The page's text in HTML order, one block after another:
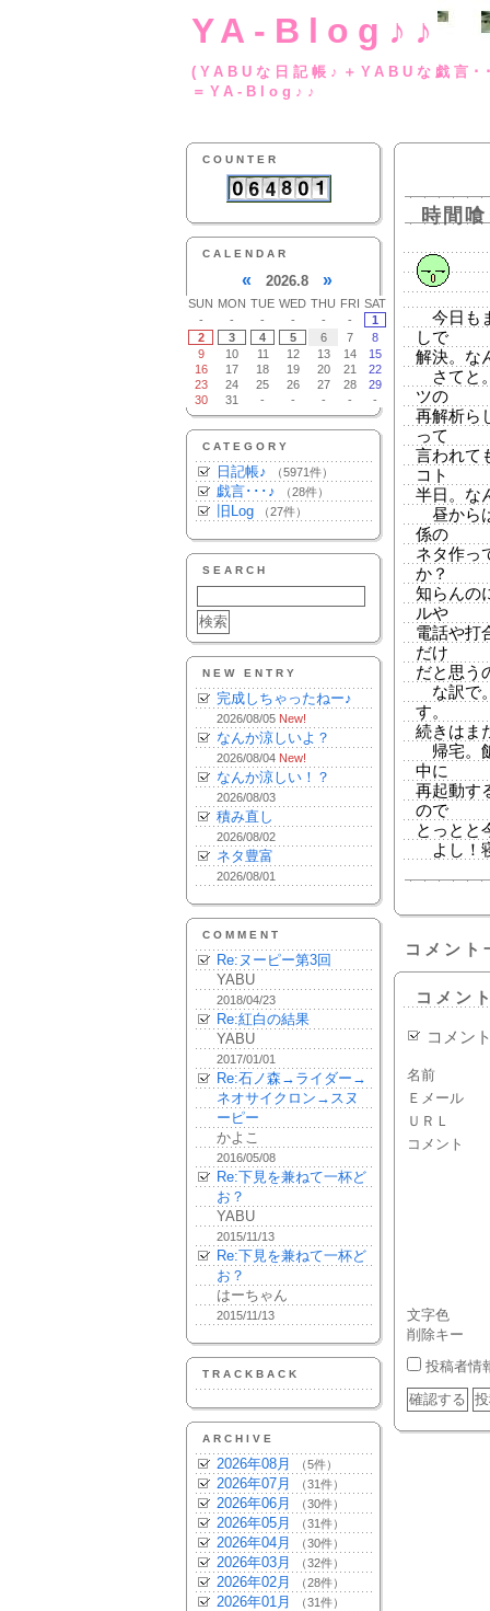
YA-Blog♪♪
(YABUな日記帳♪
＝YA-Blog♪♪
COUNTER
CALENDAR
« 2026.8 »
SUN MON TUE WED THU FRI SAT
-
- - - - -
1
2
3 4 5 6 7
8
9
10 11 12 13 14
15
16
17 18 19 20 21
22
23
24 25 26 27 28
29
30
31 - - - - -
CATEGORY
日記帳♪ （5971件）
戯言･･･♪ （28件）
旧Log （27件）
SEARCH
NEW ENTRY
完成しちゃったねー♪
2026/08/05 New!
なんか涼しいよ？
2026/08/04 New!
なんか涼しい！？
2026/08/03
積み直し
2026/08/02
ネタ豊富
2026/08/01
COMMENT
Re:ヌーピー第3回
YABU
2018/04/23
Re:紅白の結果
YABU
2017/01/01
Re:石ノ森→ライダー→
ネオサイクロン→スヌ
ーピー
かよこ
2016/05/08
Re:下見を兼ねて一杯ど
お？
YABU
2015/11/13
Re:下見を兼ねて一杯ど
お？
はーちゃん
2015/11/13
TRACKBACK
ARCHIVE
2026年08月 （5件）
2026年07月 （31件）
2026年06月 （30件）
2026年05月 （31件）
2026年04月 （30件）
2026年03月 （32件）
2026年02月 （28件）
2026年01月 （31件）
時間
今日も
しで
解決。な
さてと
ツの
再解析ら
って
言われて
コト
半日。な
昼から
係の
ネタ作っ
か？
知らんの
ルや
電話や打
だけ
だと思う
な訳で
す。
続きはま
帰宅。
中に
再起動す
ので
とっとと
よし！
コメント
コメン
コメン
名前
Ｅメール
ＵＲＬ
コメント
文字色
削除キー
投稿者情